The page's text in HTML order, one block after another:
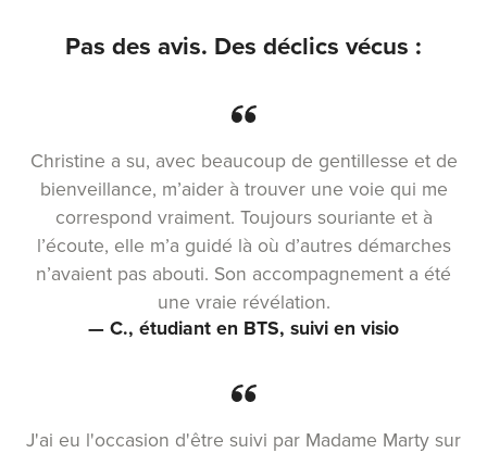
Pas des avis. Des déclics vécus :
Christine a su, avec beaucoup de gentillesse et de
bienveillance, m’aider à trouver une voie qui me
correspond vraiment. Toujours souriante et à
l’écoute, elle m’a guidé là où d’autres démarches
n’avaient pas abouti. Son accompagnement a été
une vraie révélation.
— C., étudiant en BTS, suivi en visio
J'ai eu l'occasion d'être suivi par Madame Marty sur